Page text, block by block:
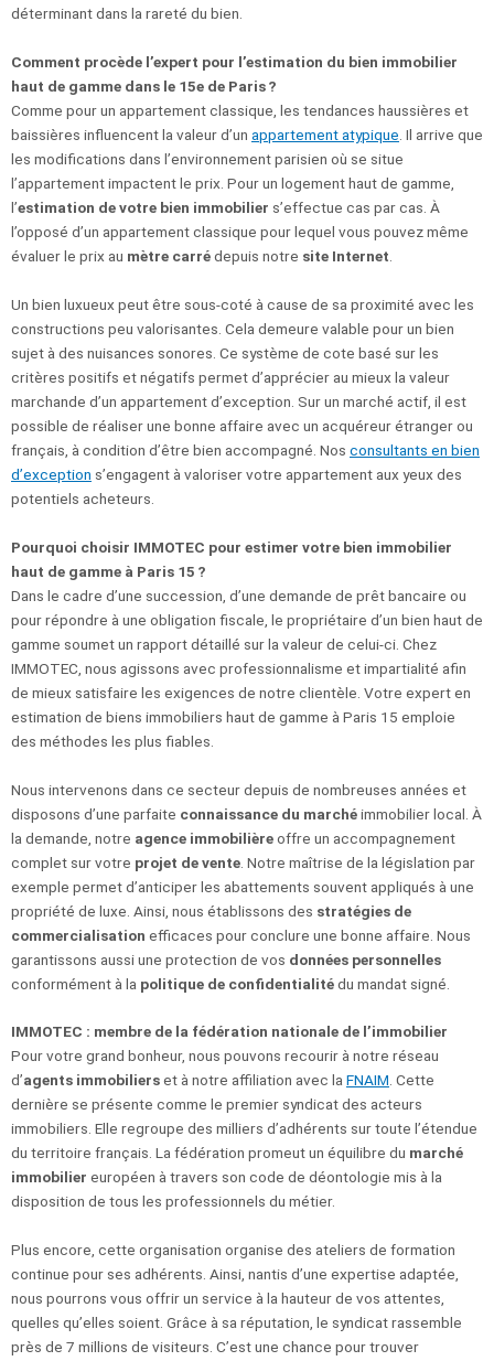
déterminant dans la rareté du bien.
Comment procède l’expert pour l’estimation du bien immobilier
haut de gamme dans le 15e de Paris ?
Comme pour un appartement classique, les tendances haussières et
baissières influencent la valeur d’un appartement atypique . Il arrive que
les modifications dans l’environnement parisien où se situe
l’appartement impactent le prix. Pour un logement haut de gamme,
l’estimation de votre bien immobilier s’effectue cas par cas. À
l’opposé d’un appartement classique pour lequel vous pouvez même
évaluer le prix au mètre carrédepuis notre site Internet
Un bien luxueux peut être sous-coté à cause de sa proximité avec les
constructions peu valorisantes. Cela demeure valable pour un bien
sujet à des nuisances sonores. Ce système de cote basé sur les
critères positifs et négatifs permet d’apprécier au mieux la valeur
marchande d’un appartement d’exception. Sur un marché actif, il est
possible de réaliser une bonne affaire avec un acquéreur étranger ou
français, à condition d’être bien accompagné. Nos consultants en bien
d’exception s’engagent à valoriser votre appartement aux yeux des
potentiels acheteurs.
Pourquoi choisir IMMOTEC pour estimer votre bien immobilier
haut de gamme à Paris 15 ?
Dans le cadre d’une succession, d’une demande de prêt bancaire ou
pour répondre à une obligation fiscale, le propriétaire d’un bien haut de
gamme soumet un rapport détaillé sur la valeur de celui-ci. Chez
IMMOTEC, nous agissons avec professionnalisme et impartialité afin
de mieux satisfaire les exigences de notre clientèle. Votre expert en
estimation de biens immobiliers haut de gamme à Paris 15 emploie
des méthodes les plus fiables.
Nous intervenons dans ce secteur depuis de nombreuses années et
disposons d’une parfaite connaissance du marchéimmobilier local. À
la demande, notre agence immobilièreoffre un accompagnement
complet sur votre projet de vente . Notre maîtrise de la législation par
exemple permet d’anticiper les abattements souvent appliqués à une
propriété de luxe. Ainsi, nous établissons des stratégies de
commercialisation efficaces pour conclure une bonne affaire. Nous
garantissons aussi une protection de vos données personnelles
conformément à la politique de confidentialitédu mandat signé.
IMMOTEC : membre de la fédération nationale de l’immobilier
Pour votre grand bonheur, nous pouvons recourir à notre réseau
d’agents immobilierset à notre affiliation avec laFNAIM. Cette
dernière se présente comme le premier syndicat des acteurs
immobiliers. Elle regroupe des milliers d’adhérents sur toute l’étendue
du territoire français. La fédération promeut un équilibre du marché
immobilier européen à travers son code de déontologie mis à la
disposition de tous les professionnels du métier.
Plus encore, cette organisation organise des ateliers de formation
continue pour ses adhérents. Ainsi, nantis d’une expertise adaptée,
nous pourrons vous offrir un service à la hauteur de vos attentes,
quelles qu’elles soient. Grâce à sa réputation, le syndicat rassemble
près de 7 millions de visiteurs. C’est une chance pour trouver